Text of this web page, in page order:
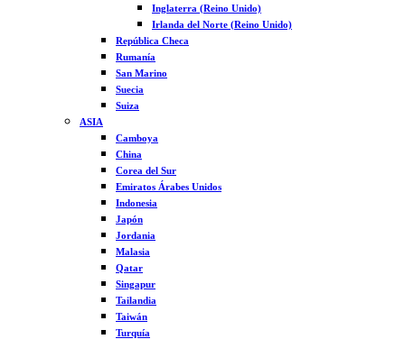
Inglaterra (Reino Unido)
Irlanda del Norte (Reino Unido)
República Checa
Rumanía
San Marino
Suecia
Suiza
ASIA
Camboya
China
Corea del Sur
Emiratos Árabes Unidos
Indonesia
Japón
Jordania
Malasia
Qatar
Singapur
Tailandia
Taiwán
Turquía